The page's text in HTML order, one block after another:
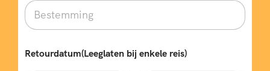
p
Retourdatum(Leeglaten bij enkele reis)